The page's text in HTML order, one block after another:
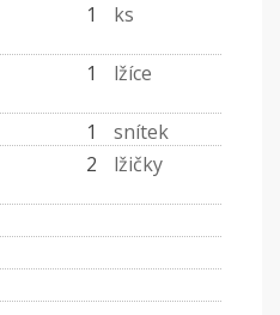
1
ks
1
lžíce
1
snítek
2
lžičky